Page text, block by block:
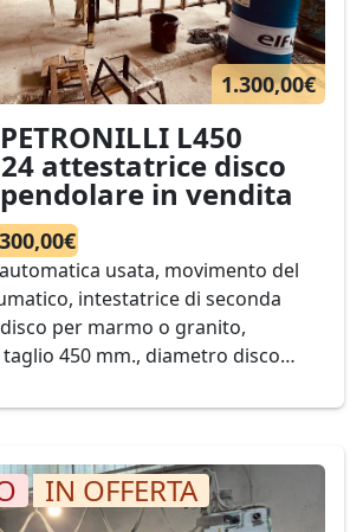
1.300,00€
L450
24 attestatrice disco
in vendita
usata, movimento del
intestatrice di seconda
per marmo o granito,
450 mm., diametro disco
IN OFFERTA